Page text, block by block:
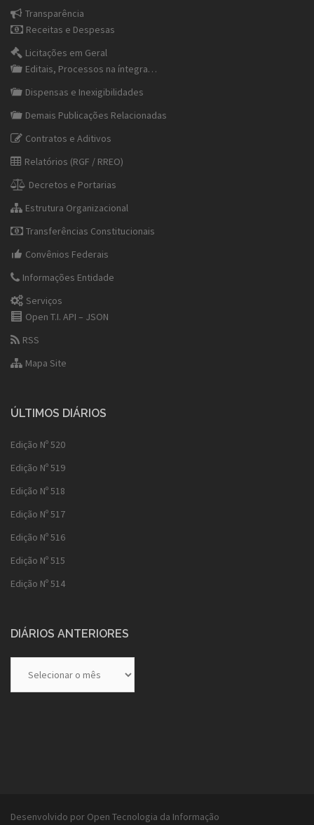
Transparência
Receitas e Despesas
Licitações em Geral
Editais, Processos na íntegra…
Dispensas e Inexigibilidades
Demais Publicações Relacionadas
Contratos e Aditivos
Relatórios (RGF / RREO)
Decretos e Portarias
Estrutura Organizacional
Transferências Constitucionais
Convênios Federais
Informações Entidade
Serviços
Open T.I. API – JSON
RSS
Mapa Site
ÚLTIMOS DIÁRIOS
Edição Nº 520
Edição Nº 519
Edição Nº 518
Edição Nº 517
Edição Nº 516
Edição Nº 515
Edição Nº 514
DIÁRIOS ANTERIORES
Anteriores
Desenvolvido por Open Tecnologia da Informação